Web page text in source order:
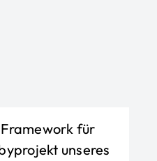
für
unseres